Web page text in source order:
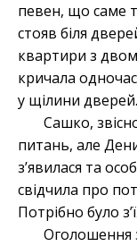
певен, що саме
стояв біля
квартири з
кричала
у щілини дверей.
Сашко,
питань, але
з’явилася та
свідчила про
Потрібно було
Оголошення